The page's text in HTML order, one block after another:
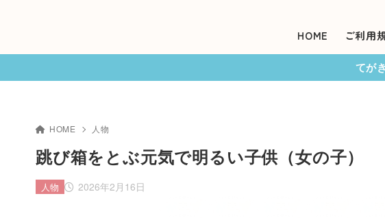
HOME ご利用
てが
HOME 人物
跳び箱をとぶ元気で明るい子供（女の子）
2026年2月16日
人物